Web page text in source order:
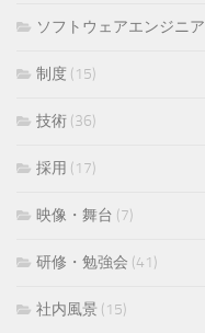
ソフトウェアエンジニア
制度 (15)
技術 (36)
採用 (17)
映像・舞台 (7)
研修・勉強会 (41)
社内風景 (15)